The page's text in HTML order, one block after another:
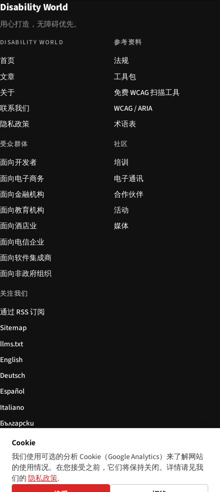
Disability World
用心打造，无障碍优先。
DISABILITY WORLD
首页
文章
关于
联系我们
隐私政策
参考资料
法规
工具包
免费 WCAG 扫描工具
WCAG / ARIA
术语表
受众群体
面向开发者
面向电子商务
面向金融机构
面向教育机构
面向酒店业
面向电信企业
面向软件集成商
面向非政府组织
社区
培训
电子通讯
合作伙伴
活动
媒体
关注我们
通过 RSS 订阅
Sitemap
llms.txt
English
Deutsch
Español
Italiano
Български
简体中文
© 2026 Disability World. 版权所有。 Cookie 设置
Cookie
我们使用可选的分析 Cookie（Google Analytics）来了解网站
的使用情况。在您接受之前，它们将保持关闭。详情请见我
们的隐私政策.